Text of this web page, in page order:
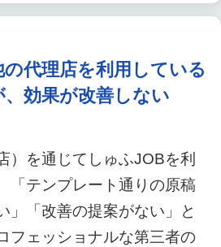
の代理店を利用している
、効果が改善しない
）を通じてしゅふJOBを利
「テンプレート通りの原稿
」「改善の提案がない」と
フェッショナルな第三者の